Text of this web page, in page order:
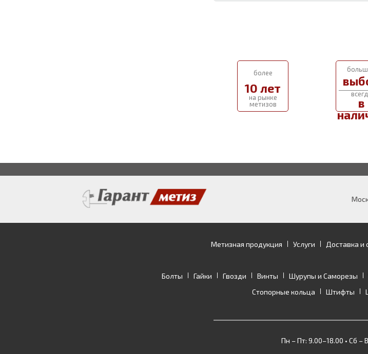
более
10 лет
на рынке
метизов
в
Метизная продукция Услуги Доставка и
Болты Гайки Гвозди Винты Шурупы и Саморезы
Стопорные кольца
Штифты
Пн – Пт: 9.00–18.00 • Сб –